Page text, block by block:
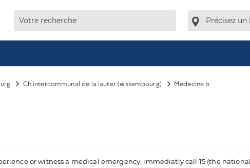
Ch intercommunal de la lauter (wissembourg) Medecine b
or witness a medical emergency, immediatly call 15 (the